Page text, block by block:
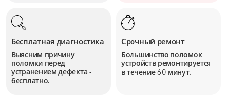
Бесплатная диагностика
Выясним причину
поломки перед
устранением дефекта -
бесплатно.
Срочный ремонт
Большинство поломок
устройств ремонтируется
в течение60 минут.